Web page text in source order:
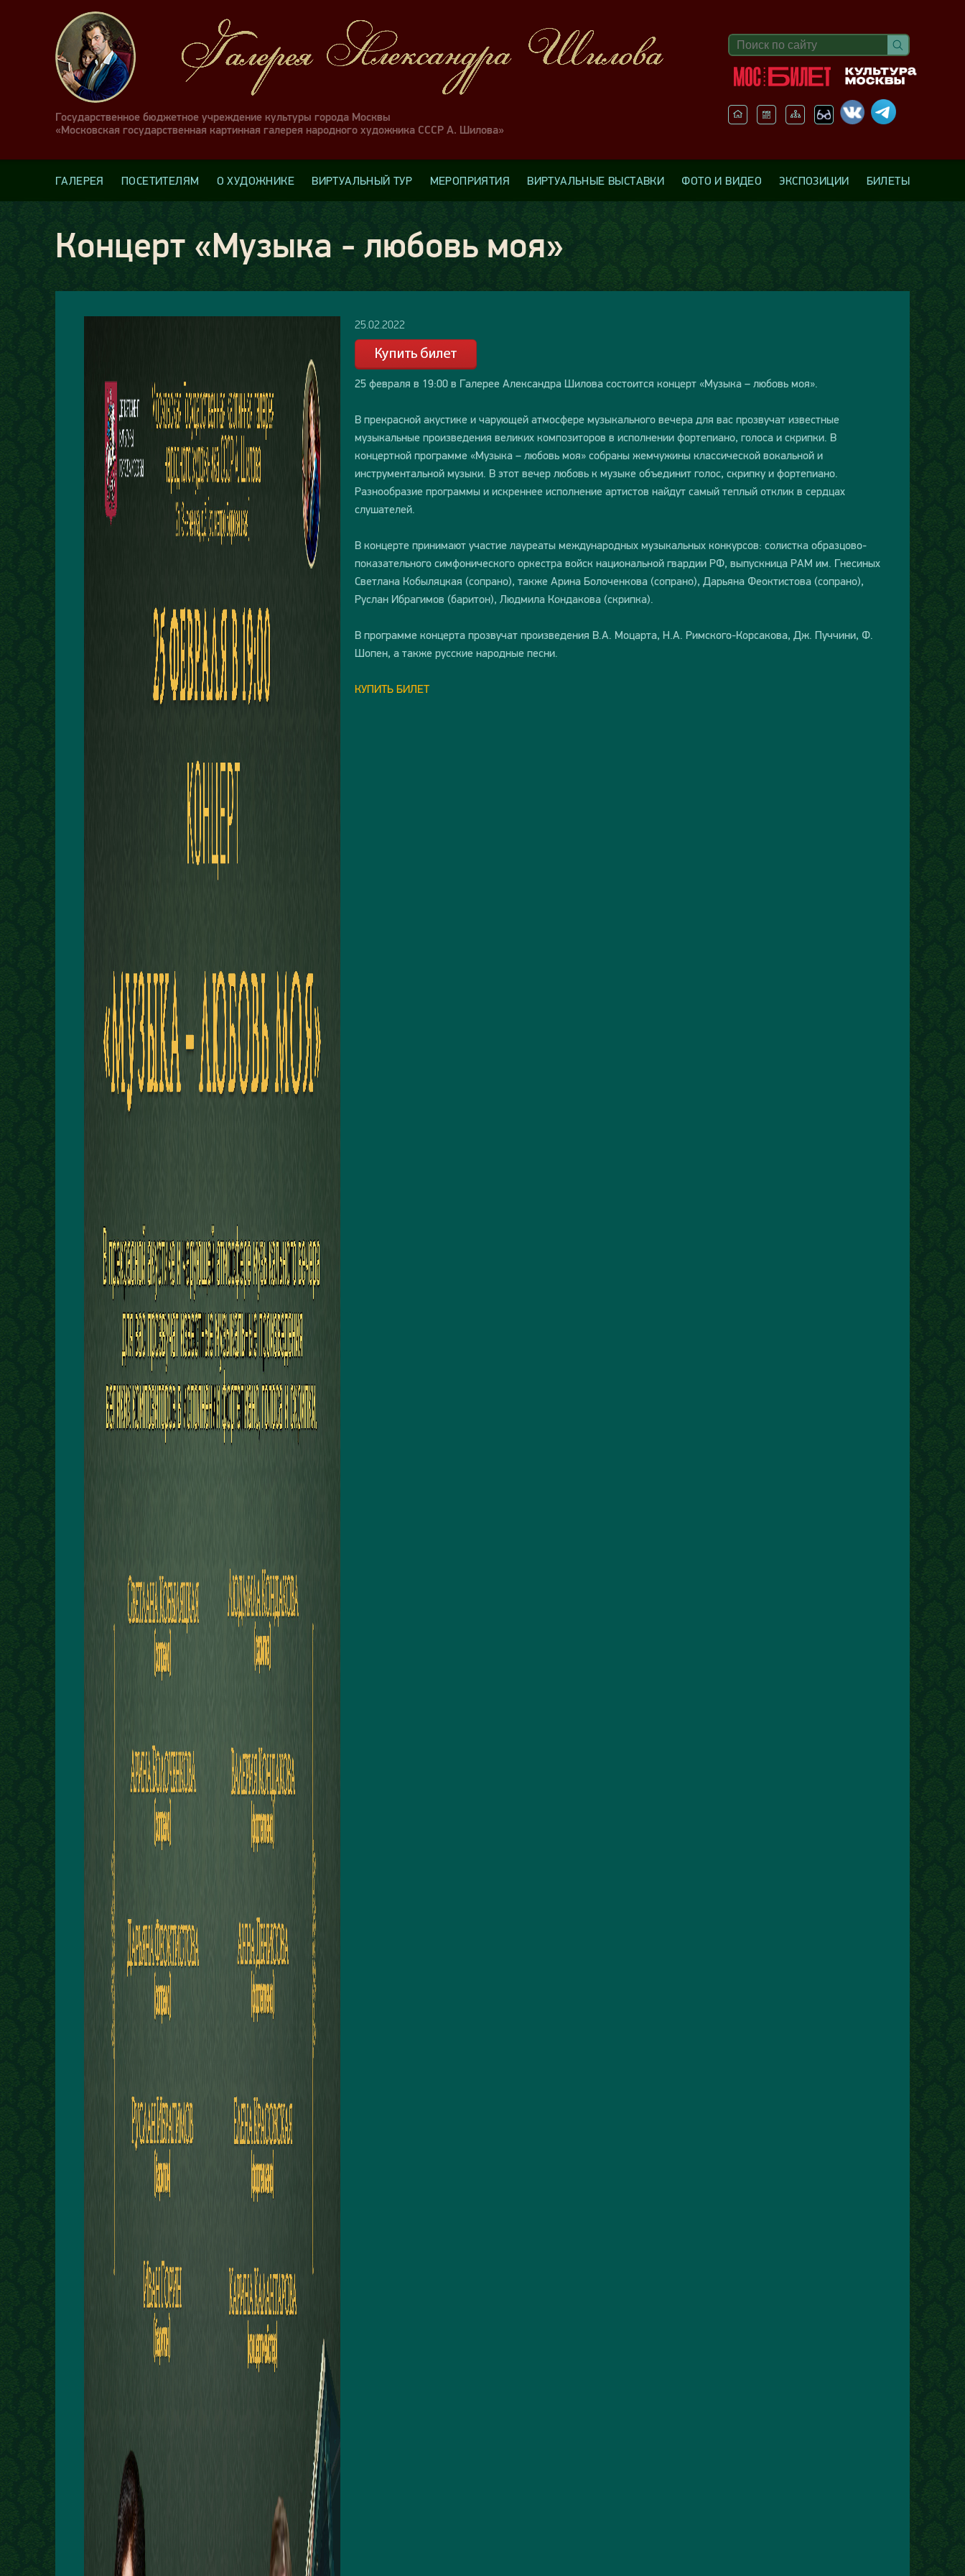
Государственное бюджетное учреждение культуры города Москвы
«Московская государственная картинная галерея народного художника СССР А. Шилова»
ГАЛЕРЕЯ ПОСЕТИТЕЛЯМ О ХУДОЖНИКЕ ВИРТУАЛЬНЫЙ ТУР МЕРОПРИЯТИЯ ВИРТУАЛЬНЫЕ ВЫСТАВКИ ФОТО И ВИДЕО ЭКСПОЗИЦИИ БИЛЕТЫ
Концерт «Музыка - любовь моя»
25.02.2022
25 февраля в 19:00 в Галерее Александра Шилова состоится концерт «Музыка – любовь моя».
В прекрасной акустике и чарующей атмосфере музыкального вечера для вас прозвучат известные
музыкальные произведения великих композиторов в исполнении фортепиано, голоса и скрипки. В
концертной программе «Музыка – любовь моя» собраны жемчужины классической вокальной и
инструментальной музыки. В этот вечер любовь к музыке объединит голос, скрипку и фортепиано.
Разнообразие программы и искреннее исполнение артистов найдут самый теплый отклик в сердцах
слушателей.
В концерте принимают участие лауреаты международных музыкальных конкурсов: солистка образцово-
показательного симфонического оркестра войск национальной гвардии РФ, выпускница РАМ им. Гнесиных
Светлана Кобыляцкая (сопрано), также Арина Болоченкова (сопрано), Дарьяна Феоктистова (сопрано),
Руслан Ибрагимов (баритон), Людмила Кондакова (скрипка).
В программе концерта прозвучат произведения В.А. Моцарта, Н.А. Римского-Корсакова, Дж. Пуччини, Ф.
Шопен, а также русские народные песни.
КУПИТЬ БИЛЕТ